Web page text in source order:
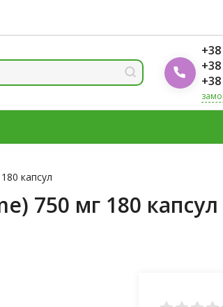
капсул
750 мг 180 капсул